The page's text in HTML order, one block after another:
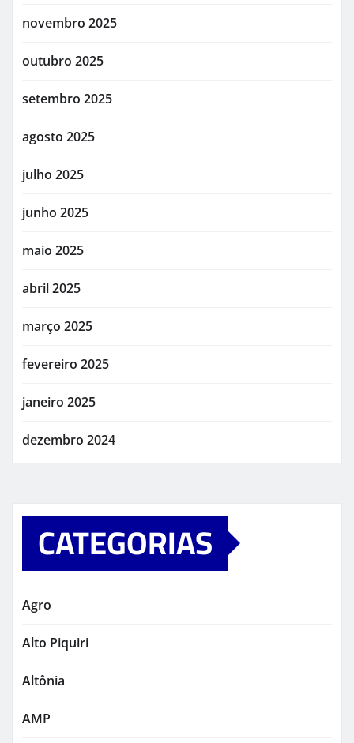
novembro 2025
outubro 2025
setembro 2025
agosto 2025
julho 2025
junho 2025
maio 2025
abril 2025
março 2025
fevereiro 2025
janeiro 2025
dezembro 2024
CATEGORIAS
Agro
Alto Piquiri
Altônia
AMP